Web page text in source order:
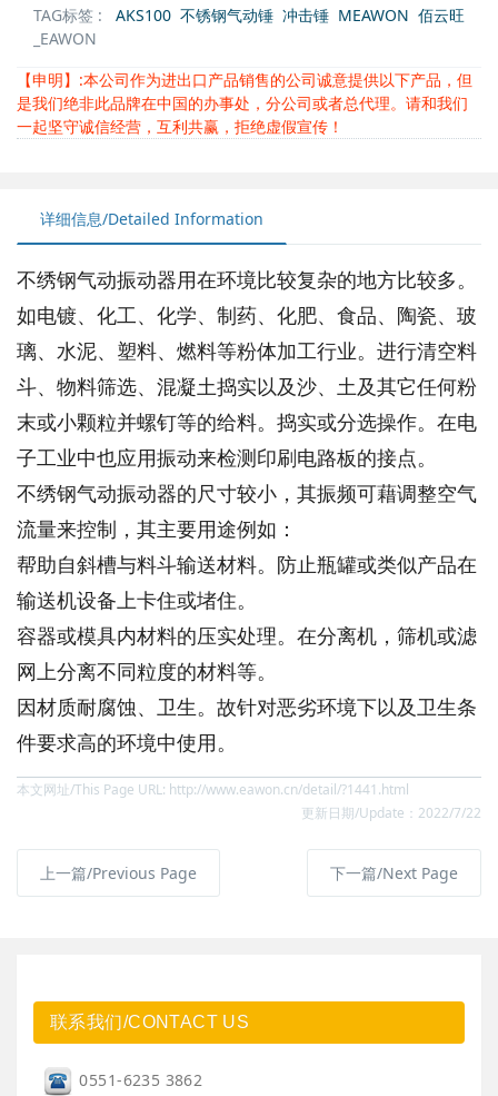
TAG标签 : AKS100 不锈钢气动锤 冲击锤 MEAWON 佰云旺
_EAWON
【申明】:本公司作为进出口产品销售的公司诚意提供以下产品，但
是我们绝非此品牌在中国的办事处，分公司或者总代理。请和我们
一起坚守诚信经营，互利共赢，拒绝虚假宣传！
详细信息/Detailed Information
不绣钢气动振动器用在环境比较复杂的地方比较多。
如电镀、化工、化学、制药、化肥、食品、陶瓷、玻
璃、水泥、塑料、燃料等粉体加工行业。进行清空料
斗、物料筛选、混凝土捣实以及沙、土及其它任何粉
末或小颗粒并螺钉等的给料。捣实或分选操作。在电
子工业中也应用振动来检测印刷电路板的接点。
不绣钢气动振动器的尺寸较小，其振频可藉调整空气
流量来控制，其主要用途例如：
帮助自斜槽与料斗输送材料。防止瓶罐或类似产品在
输送机设备上卡住或堵住。
容器或模具内材料的压实处理。在分离机，筛机或滤
网上分离不同粒度的材料等。
因材质耐腐蚀、卫生。故针对恶劣环境下以及卫生条
件要求高的环境中使用。
本文网址/This Page URL: http://www.eawon.cn/detail/?1441.html
更新日期/Update：2022/7/22
上一篇/Previous Page 下一篇/Next Page
联系我们/CONTACT US
0551-6235 3862